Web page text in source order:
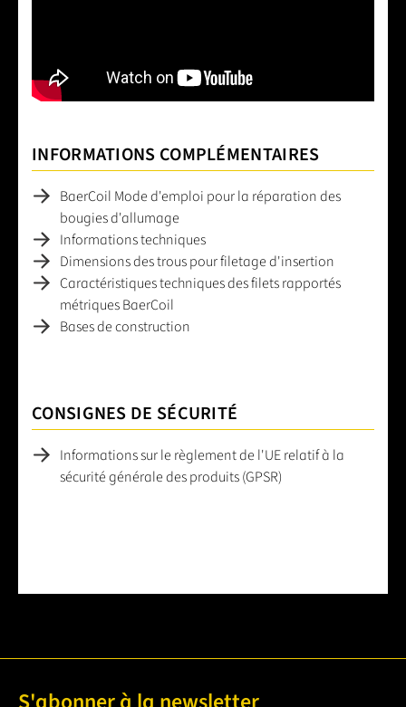
INFORMATIONS COMPLÉMENTAIRES
BaerCoil Mode d'emploi pour la réparation des
bougies d'allumage
Informations techniques
Dimensions des trous pour filetage d'insertion
Caractéristiques techniques des filets rapportés
métriques BaerCoil
Bases de construction
CONSIGNES DE SÉCURITÉ
Informations sur le règlement de l'UE relatif à la
sécurité générale des produits (GPSR)